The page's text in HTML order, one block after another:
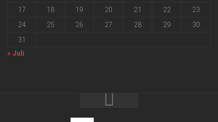
17
18 19 20 21 22
23
24
25 26 27 28 29
30
31
« Juli